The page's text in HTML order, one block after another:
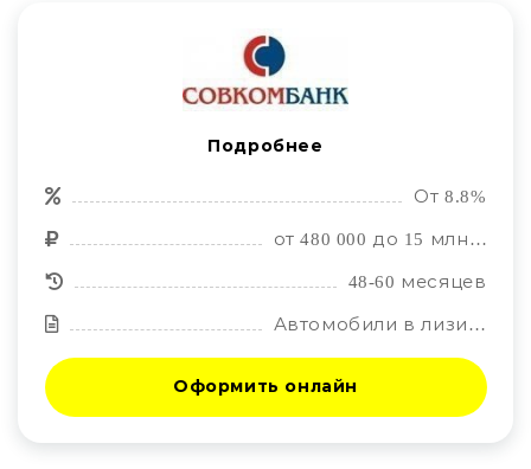
Подробнее
От 8.8%
от 480 000 до 15 млн. руб.
48-60 месяцев
Автомобили в лизинг по лучшим предложениям автопроизводителей. Автолизинговая компания Европлан.
Оформить онлайн